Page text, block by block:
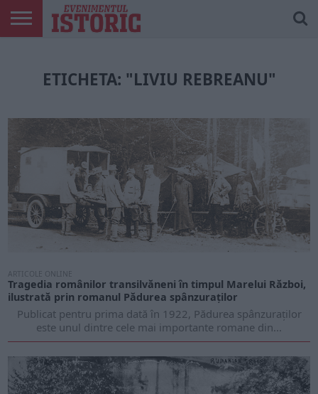
TIPĂRITE
PLAY
MEUETICHETA: "LIVIU REBREANU"
ARTICOLE ONLINE
Tragedia românilor transilvăneni în timpul Marelui Război,
ilustrată prin romanul Pădurea spânzuraților
Publicat pentru prima dată în 1922, Pădurea spânzuraților
este unul dintre cele mai importante romane din...